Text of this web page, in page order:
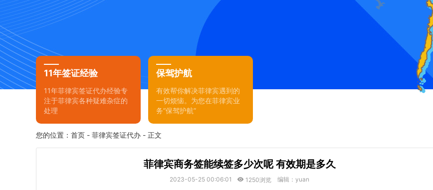
11年签证经验
11年菲律宾签证代办经验专
注于菲律宾各种疑难杂症的
处理
保驾护航
有效帮你解决菲律宾遇到的
一切烦恼。为您在菲律宾业
务“保驾护航”
您的位置： 首页 - 菲律宾签证代办 - 正文
菲律宾商务签能续签多少次呢 有效期是多久
2023-05-25 00:06:01 1250浏览 编辑：yuan